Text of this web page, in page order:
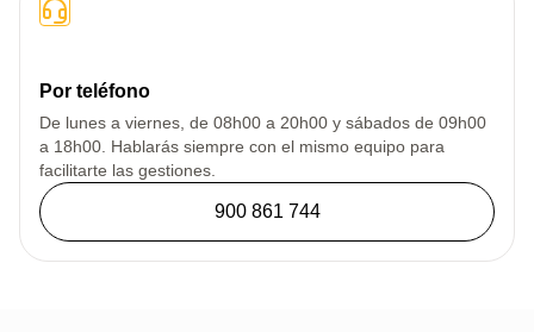
Por teléfono
De lunes a viernes, de 08h00 a 20h00 y sábados de 09h00
a 18h00. Hablarás siempre con el mismo equipo para
facilitarte las gestiones.
900 861 744